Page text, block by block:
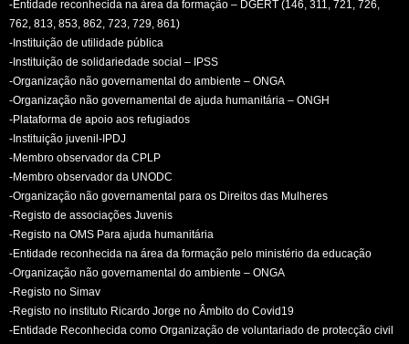
-Entidade reconhecida na área da formação – DGERT (146, 311, 721, 726,
762, 813, 853, 862, 723, 729, 861)
-Instituição de utilidade pública
-Instituição de solidariedade social – IPSS
-Organização não governamental do ambiente – ONGA
-Organização não governamental de ajuda humanitária – ONGH
-Plataforma de apoio aos refugiados
-Instituição juvenil-IPDJ
-Membro observador da CPLP
-Membro observador da UNODC
-Organização não governamental para os Direitos das Mulheres
-Registo de associações Juvenis
-Registo na OMS Para ajuda humanitária
-Entidade reconhecida na área da formação pelo ministério da educação
-Organização não governamental do ambiente – ONGA
-Registo no Simav
-Registo no instituto Ricardo Jorge no Âmbito do Covid19
-Entidade Reconhecida como Organização de voluntariado de protecção civil